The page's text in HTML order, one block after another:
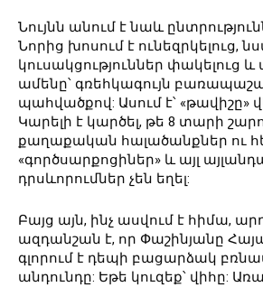
Նույնն անում է նաև
Նորից խոսում է ունեզրկելուց,
կուսակցություններ փակելուց և
ամենը՝ գռեհկագույն
պահվածքով: Ասում է՝ «թավիշը»
Կարելի է կարծել, թե 8 տարի
քաղաքական հալածանքներ ու
«գործսարքոցիներ» և այլ
դրսևորումներ չեն եղել:
Բայց այն, ինչ ասվում է հիմա,
ազդանշան է, որ Փաշինյանը
գլորում է դեպի բացարձակ
անդունդը: Եթե կուզեք՝ վիհը: